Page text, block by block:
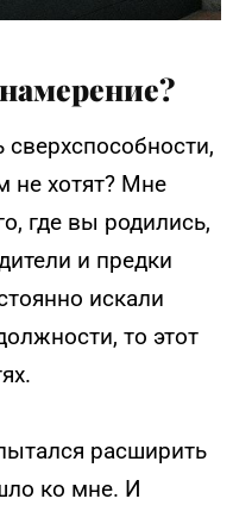
сверхспособности,
не хотят? Мне
где вы родились,
и предки
искали
то этот
расширить
ко мне. И